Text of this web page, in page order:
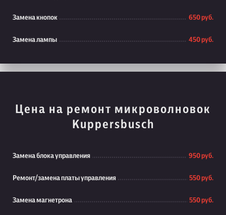
Замена кнопок 650 руб.
Замена лампы 450 руб.
Цена на ремонт микроволновок
Kuppersbusch
Замена блока управления 950 руб.
Ремонт/замена платы управления 550 руб.
Замена магнетрона 550 руб.